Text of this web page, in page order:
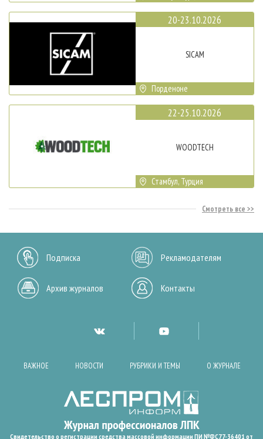
20-23.10.2026
SICAM
Порденоне
22-25.10.2026
WOODTECH
Стамбул, Турция
Смотреть все
Подписка Рекламодателям
Архив журналов Контакты
ВАЖНОЕ НОВОСТИ РУБРИКИ И ТЕМЫ О ЖУРНАЛЕ
Свидетельство о регистрации средства массовой информации ПИ №ФС77-36401 от